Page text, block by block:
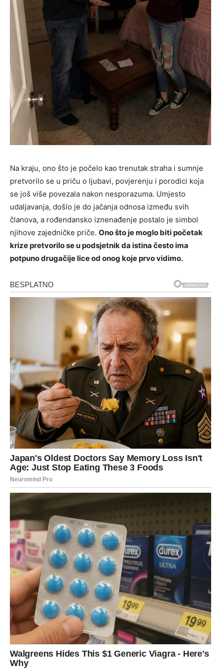
Na kraju, ono što je počelo kao trenutak straha i sumnje
pretvorilo se u priču o ljubavi, povjerenju i porodici koja
se još više povezala nakon nesporazuma. Umjesto
udaljavanja, došlo je do jačanja odnosa između svih
članova, a rođendansko iznenađenje postalo je simbol
njihove zajedničke priče. Ono što je moglo biti početak
krize pretvorilo se u podsjetnik da istina često ima
potpuno drugačije lice od onog koje prvo vidimo.